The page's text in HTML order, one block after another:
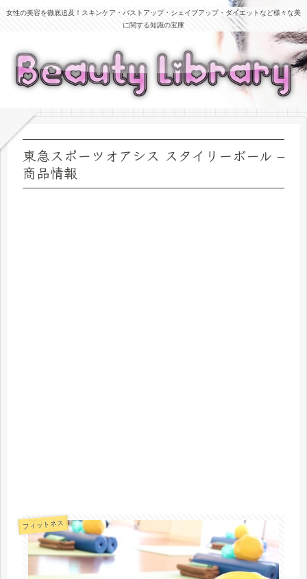
女性の美容を徹底追及！スキンケア・バストアップ・シェイプアップ・ダイエットなど様々な美
に関する知識の宝庫
東急スポーツオアシス スタイリーボール –
商品情報
フィットネス